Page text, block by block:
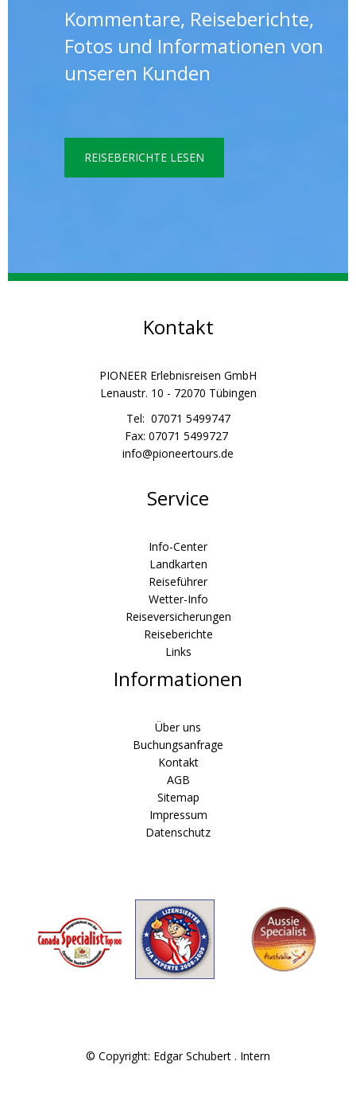
Kommentare, Reiseberichte,
Fotos und Informationen von
unseren Kunden
REISEBERICHTE LESEN
Kontakt
PIONEER Erlebnisreisen GmbH
Lenaustr. 10 - 72070 Tübingen
Tel: 07071 5499747
Fax: 07071 5499727
info@pioneertours.de
Service
Info-Center
Landkarten
Reiseführer
Wetter-Info
Reiseversicherungen
Reiseberichte
Links
Informationen
Über uns
Buchungsanfrage
Kontakt
AGB
Sitemap
Impressum
Datenschutz
© Copyright: Edgar Schubert . Intern